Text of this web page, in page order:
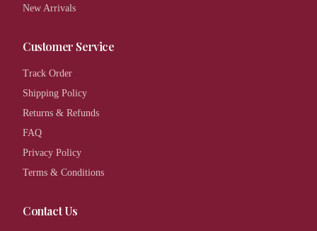
New Arrivals
Customer Service
Track Order
Shipping Policy
Returns & Refunds
FAQ
Privacy Policy
Terms & Conditions
Contact Us